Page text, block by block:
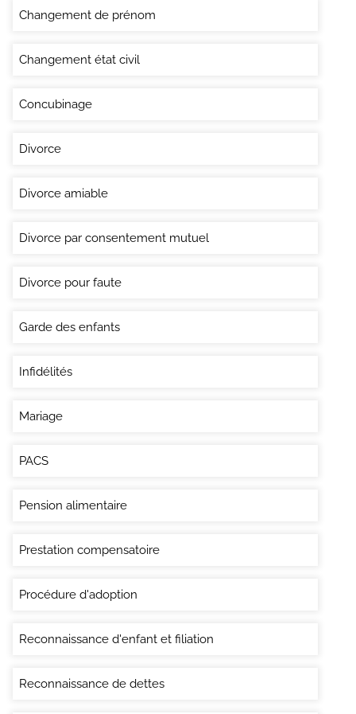
Changement de prénom
Changement état civil
Concubinage
Divorce
Divorce amiable
Divorce par consentement mutuel
Divorce pour faute
Garde des enfants
Infidélités
Mariage
PACS
Pension alimentaire
Prestation compensatoire
Procédure d'adoption
Reconnaissance d'enfant et filiation
Reconnaissance de dettes